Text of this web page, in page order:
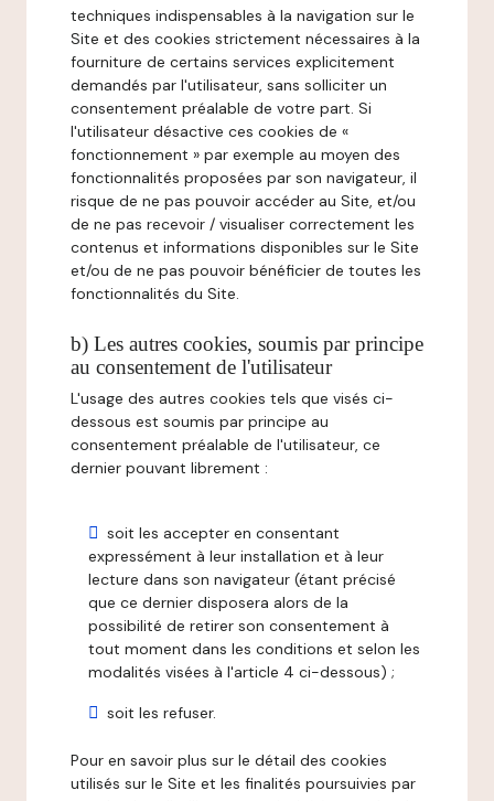
techniques indispensables à la navigation sur le
Site et des cookies strictement nécessaires à la
fourniture de certains services explicitement
demandés par l'utilisateur, sans solliciter un
consentement préalable de votre part. Si
l'utilisateur désactive ces cookies de «
fonctionnement » par exemple au moyen des
fonctionnalités proposées par son navigateur, il
risque de ne pas pouvoir accéder au Site, et/ou
de ne pas recevoir / visualiser correctement les
contenus et informations disponibles sur le Site
et/ou de ne pas pouvoir bénéficier de toutes les
fonctionnalités du Site.
b) Les autres cookies, soumis par principe
au consentement de l'utilisateur
L'usage des autres cookies tels que visés ci-
dessous est soumis par principe au
consentement préalable de l'utilisateur, ce
dernier pouvant librement :
soit les accepter en consentant
expressément à leur installation et à leur
lecture dans son navigateur (étant précisé
que ce dernier disposera alors de la
possibilité de retirer son consentement à
tout moment dans les conditions et selon les
modalités visées à l'article 4 ci-dessous) ;
soit les refuser.
Pour en savoir plus sur le détail des cookies
utilisés sur le Site et les finalités poursuivies par